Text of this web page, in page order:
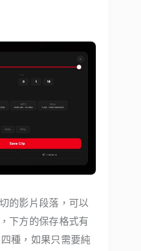
的影片段落，可以
下方的保存格式有
種，如果只需要純